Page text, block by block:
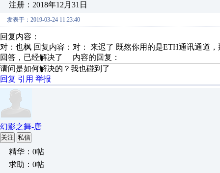
注册：2018年12月31日
发表于：2019-03-24 11:23:40
回复内容：
对：也枫 回复内容：对： 来迟了 既然你用的是ETH通讯通道
回答，已经解决了 内容的回复：
请问是如何解决的？我也碰到了
回复 引用 举报
幻影之舞-唐
关注 私信
精华：0帖
求助：0帖